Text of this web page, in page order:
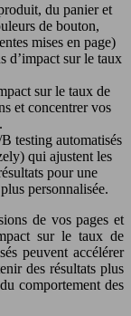
du panier et
de bouton,
mises en page)
d’impact sur le taux
sur le taux de
et concentrer vos
testing automatisés
qui ajustent les
pour une
personnalisée.
de vos pages et
sur le taux de
peuvent accélérer
des résultats plus
comportement des